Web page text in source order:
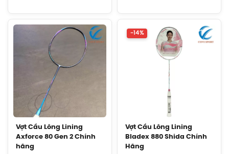
Cước Cầu Lông Victor VBS 66 Chính
Hãng
150.000đ
Vợt Cầu Lông Lining Turbo Charging
Marshal (Trắng) Chính Hãng
Giày Cầu Lông Yonex Cascade Accel
Gen 2 (Purple) New 2026 Chính Hãng
Vợt Cầu Lông Lining
Axforce 80 Gen 2 Chính
hãng
-14%
Vợt Cầu Lông Lining
Bladex 880 Shida Chính
Hãng